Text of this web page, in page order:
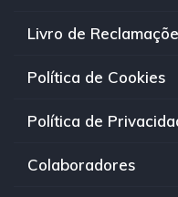
Livro de
Política de Cookies
Política de
Colaboradores